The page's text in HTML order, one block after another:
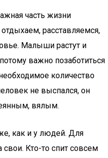
часть жизни
расставляемся,
Малыши растут и
важно позаботиться
количество
не выспался, он
вялым.
как и у людей. Для
Кто-то спит совсем